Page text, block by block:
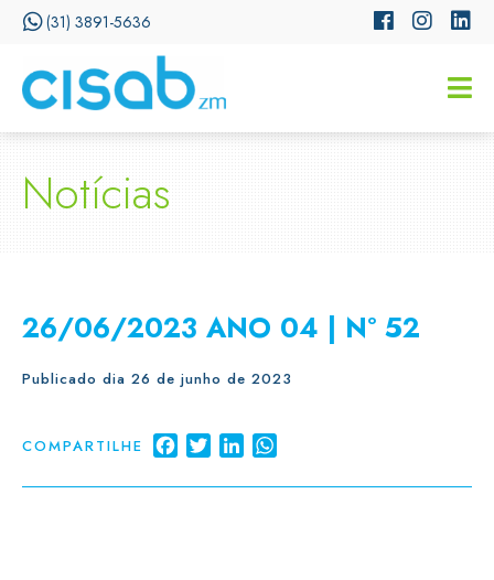
(31) 3891-5636
Notícias
26/06/2023 ANO 04 | Nº 52
Publicado dia 26 de junho de 2023
COMPARTILHE FacebookTwitterLinkedIn
CISSA